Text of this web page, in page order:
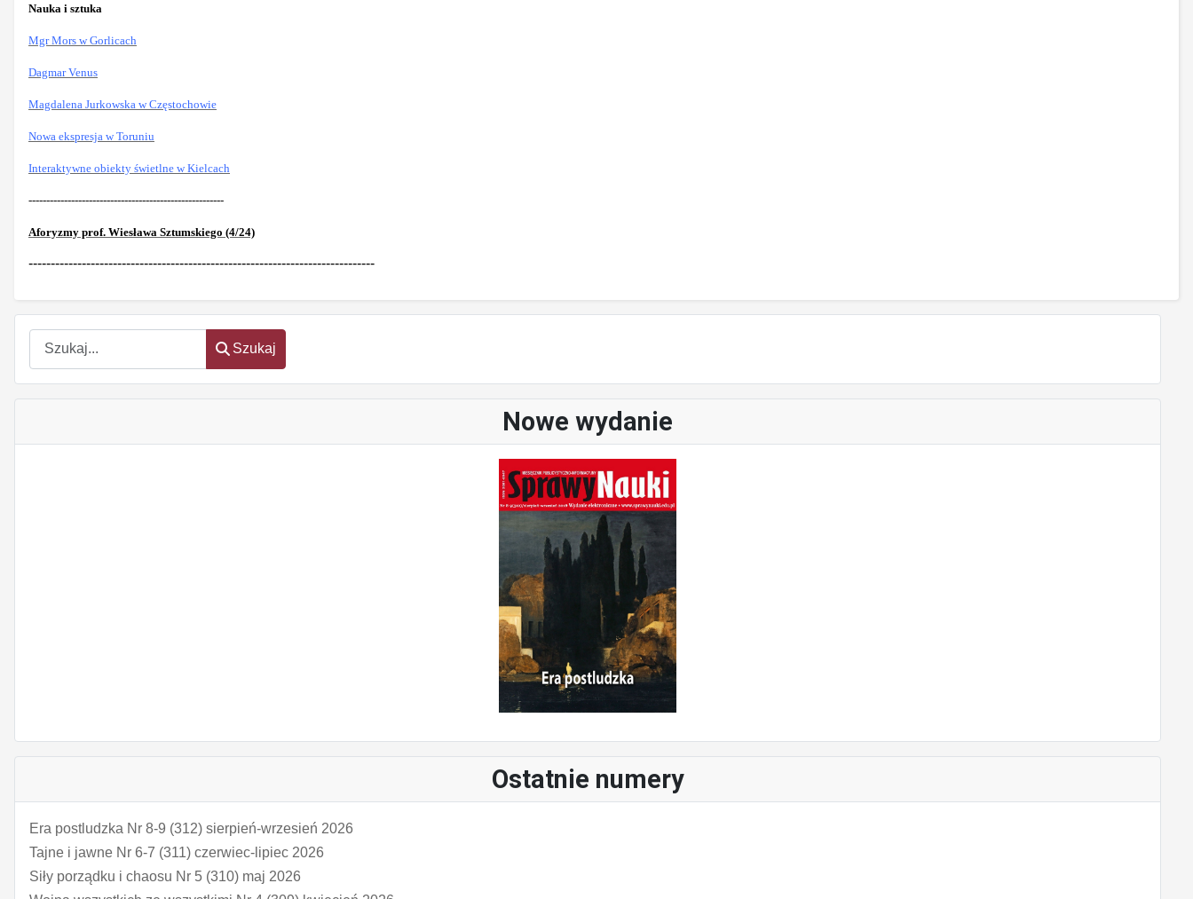
Szukaj
Szukaj
Nowe wydanie
Ostatnie numery
Era postludzka Nr 8-9 (312) sierpień-wrzesień 2026
Tajne i jawne Nr 6-7 (311) czerwiec-lipiec 2026
Siły porządku i chaosu Nr 5 (310) maj 2026
Nauka i sztuka
Mgr Mors w Gorlicach
Dagmar Venus
Magdalena Jurkowska w Częstochowie
Nowa ekspresja w Toruniu
Interaktywne obiekty świetlne w Kielcach
-------------------------------------------------------
Aforyzmy prof. Wiesława Sztumskiego (4/24)
------------------------------------------------------------------------------